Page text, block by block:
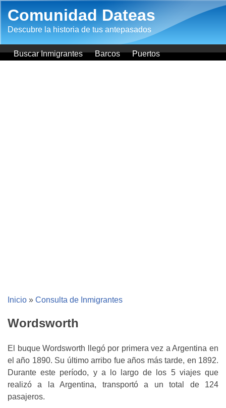
Comunidad Dateas
Descubre la historia de tus antepasados
Buscar Inmigrantes Barcos Puertos
Inicio » Consulta de Inmigrantes
Wordsworth
El buque Wordsworth llegó por primera vez a Argentina en
el año 1890. Su último arribo fue años más tarde, en 1892.
Durante este período, y a lo largo de los 5 viajes que
realizó a la Argentina, transportó a un total de 124
pasajeros.